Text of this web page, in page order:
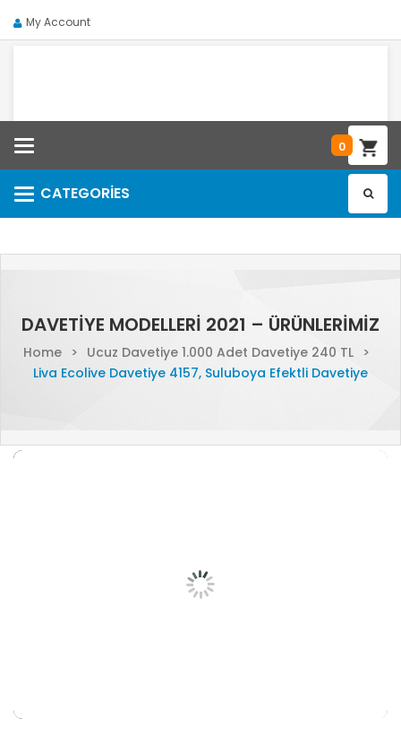
My Account
0
CATEGORIES
Categories
DAVETIYE MODELLERI 2021 – ÜRÜNLERIMIZ
Home > Ucuz Davetiye 1.000 Adet Davetiye 240 TL
>
Liva Ecolive Davetiye 4157, Suluboya Efektli Davetiye